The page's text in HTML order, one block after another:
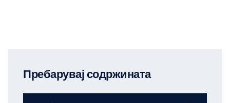
Пребарувај содржината